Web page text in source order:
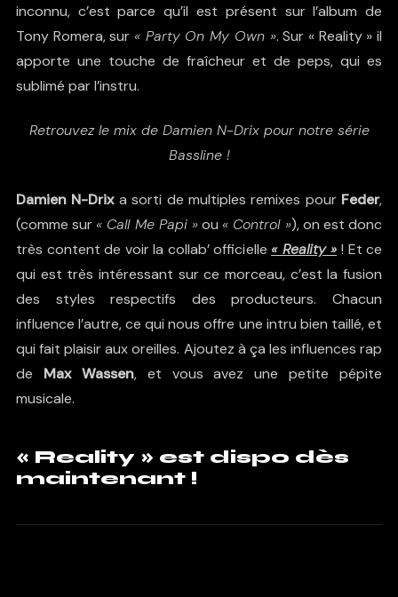
inconnu, c’est parce qu’il est présent sur l’album de
Tony Romera, sur « Party On My Own ». Sur « Reality » il
apporte une touche de fraîcheur et de peps, qui es
sublimé par l’instru.
Retrouvez le mix de Damien N-Drix pour notre série
Bassline !
Damien N-Drixa sorti de multiples remixes pour Feder,
(comme sur « Call Me Papi »ou « Control »), on est donc
très content de voir la collab’ officielle « Reality » ! Et ce
qui est très intéressant sur ce morceau, c’est la fusion
des styles respectifs des producteurs. Chacun
influence l’autre, ce qui nous offre une intru bien taillé, et
qui fait plaisir aux oreilles. Ajoutez à ça les influences rap
de Max Wassen, et vous avez une petite pépite
musicale.
« Reality » est dispo dès
maintenant !